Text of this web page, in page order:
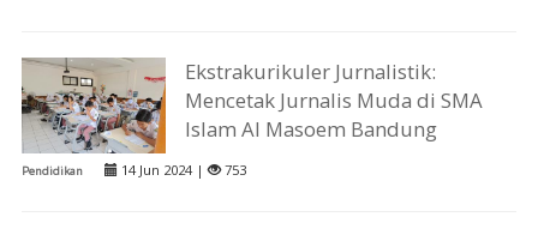
Ekstrakurikuler Jurnalistik:
Mencetak Jurnalis Muda di SMA
Islam Al Masoem Bandung
Pendidikan 14 Jun 2024 | 753